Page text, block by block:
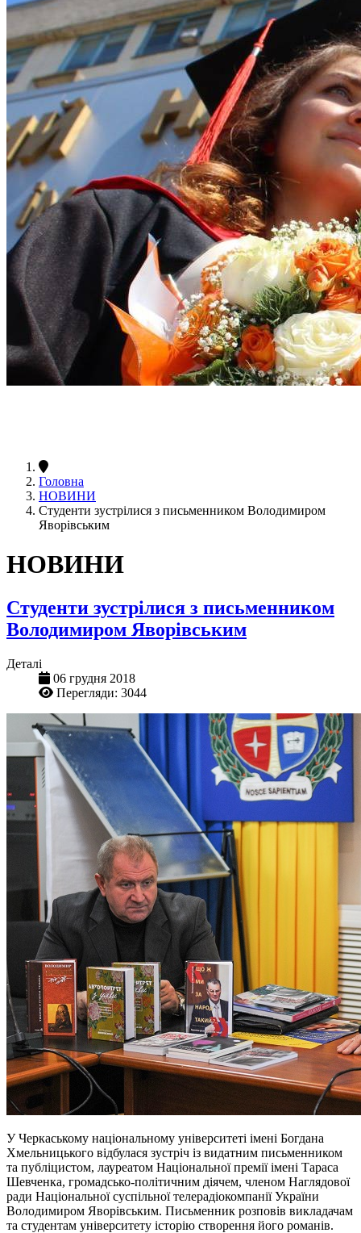
Головна
НОВИНИ
Студенти зустрілися з письменником Володимиром
Яворівським
НОВИНИ
Студенти зустрілися з письменником
Володимиром Яворівським
Деталі
06 грудня 2018
Перегляди: 3044
У Черкаському національному університеті імені Богдана
Хмельницького відбулася зустріч із видатним письменником
та публіцистом, лауреатом Національної премії імені Тараса
Шевченка, громадсько-політичним діячем, членом Наглядової
ради Національної суспільної телерадіокомпанії України
Володимиром Яворівським. Письменник розповів викладачам
та студентам університету історію створення його романів.